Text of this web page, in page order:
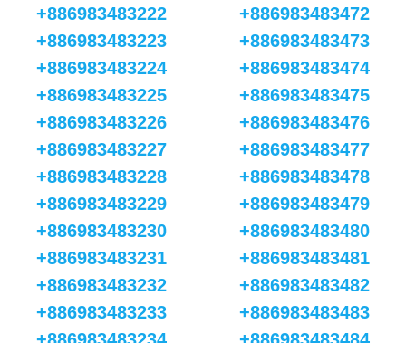
+886983483222
+886983483223
+886983483224
+886983483225
+886983483226
+886983483227
+886983483228
+886983483229
+886983483230
+886983483231
+886983483232
+886983483233
+886983483472
+886983483473
+886983483474
+886983483475
+886983483476
+886983483477
+886983483478
+886983483479
+886983483480
+886983483481
+886983483482
+886983483483